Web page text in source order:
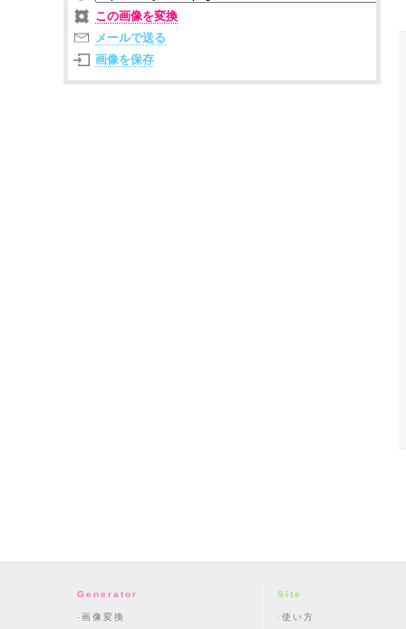
この画像を変換
メールで送る
画像を保存
Generator
画像変換
Site
使い方